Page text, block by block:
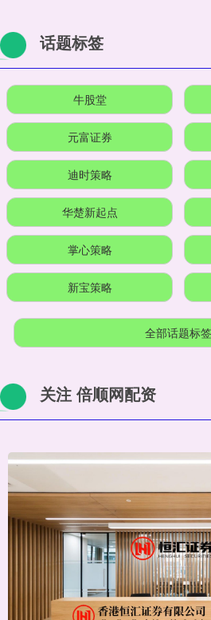
话题标签
牛股堂
元富证券
迪时策略
华楚新起点
掌心策略
新宝策略
全部话题标签
关注 倍顺网配资